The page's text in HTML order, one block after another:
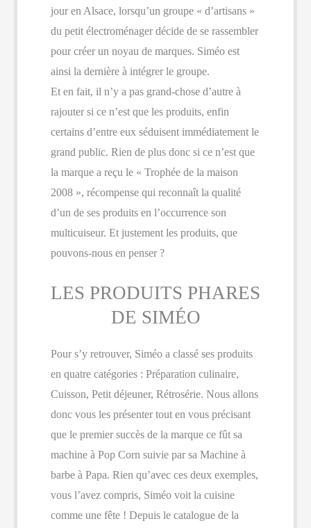
jour en Alsace, lorsqu’un groupe « d’artisans »
du petit électroménager décide de se rassembler
pour créer un noyau de marques. Siméo est
ainsi la dernière à intégrer le groupe.
Et en fait, il n’y a pas grand-chose d’autre à
rajouter si ce n’est que les produits, enfin
certains d’entre eux séduisent immédiatement le
grand public. Rien de plus donc si ce n’est que
la marque a reçu le « Trophée de la maison
2008 », récompense qui reconnaît la qualité
d’un de ses produits en l’occurrence son
multicuiseur. Et justement les produits, que
pouvons-nous en penser ?
LES PRODUITS PHARES
DE SIMÉO
Pour s’y retrouver, Siméo a classé ses produits
en quatre catégories : Préparation culinaire,
Cuisson, Petit déjeuner, Rétrosérie. Nous allons
donc vous les présenter tout en vous précisant
que le premier succès de la marque ce fût sa
machine à Pop Corn suivie par sa Machine à
barbe à Papa. Rien qu’avec ces deux exemples,
vous l’avez compris, Siméo voit la cuisine
comme une fête ! Depuis le catalogue de la